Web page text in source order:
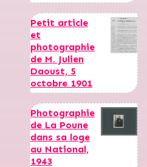
Petit article
et
photographie
de M. Julien
Daoust, 5
octobre 1901
Photographie
de La Poune
dans sa loge
au National,
1943